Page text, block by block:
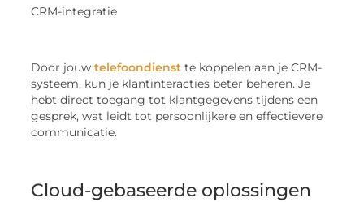
CRM-integratie
Door jouwtelefoondienst te koppelen aan je CRM-
systeem, kun je klantinteracties beter beheren. Je
hebt direct toegang tot klantgegevens tijdens een
gesprek, wat leidt tot persoonlijkere en effectievere
communicatie.
Cloud-gebaseerde oplossingen